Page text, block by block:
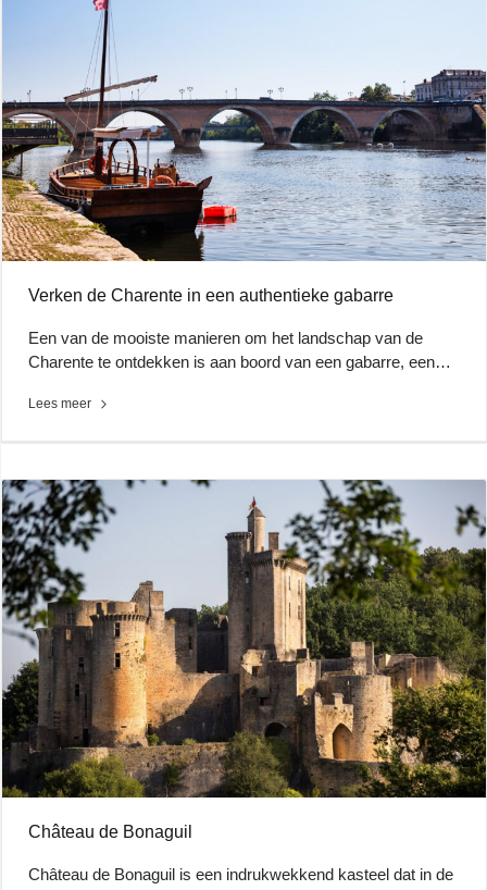
Verken de Charente in een authentieke gabarre
Een van de mooiste manieren om het landschap van de
Charente te ontdekken is aan boord van een gabarre, een…
Lees meer
Château de Bonaguil
Château de Bonaguil is een indrukwekkend kasteel dat in de